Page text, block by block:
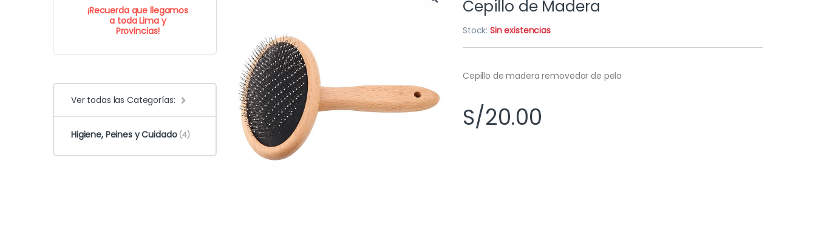
Cepillo de Madera
Stock:Sin existencias
Cepillo de madera removedor de pelo
S/20.00
¡Recuerda que llegamos
a toda Lima y
Provincias!
Ver todas las Categorías:
Higiene, Peines y Cuidado (4)